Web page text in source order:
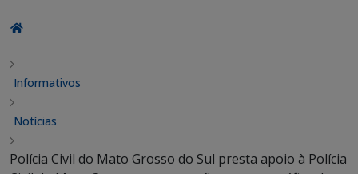
Informativos
Notícias
Polícia Civil do Mato Grosso do Sul presta apoio à Polícia